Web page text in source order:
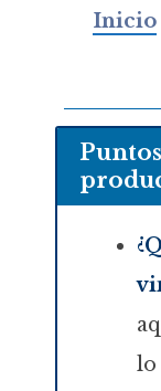
Inicio
lo